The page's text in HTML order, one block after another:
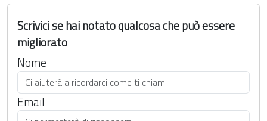
Scrivici se hai notato qualcosa che può essere
migliorato
Nome
Email